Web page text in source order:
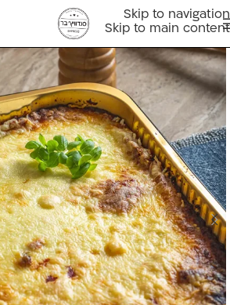
Skip to navigation
Skip to main content